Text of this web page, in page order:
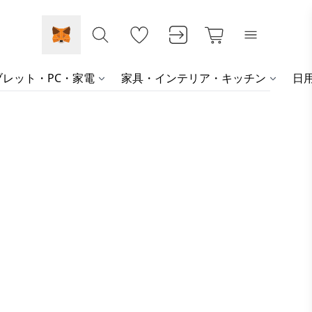
ット・PC・家電 家具・インテリア・キッチン 日